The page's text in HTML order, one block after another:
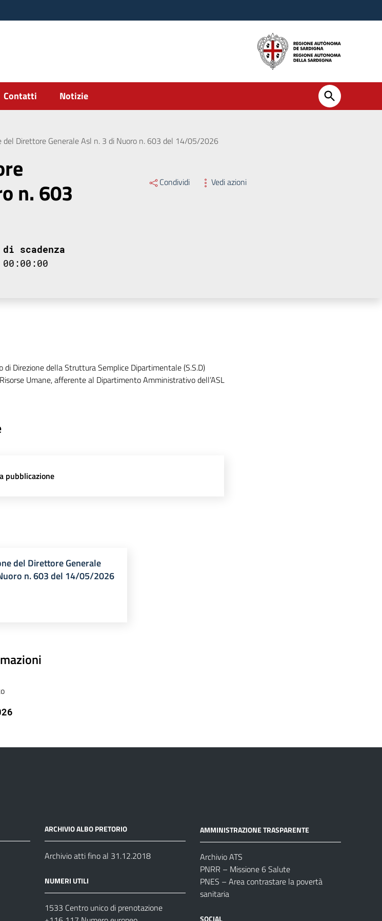
Contatti Notizie
del Direttore Generale Asl n. 3 di Nuoro n. 603 del 14/05/2026
n. 603 Condividi Vedi azioni
scadenza
di Direzione della Struttura Semplice Dipartimentale (S.S.D)
Umane, afferente al Dipartimento Amministrativo dell’ASL
pubblicazione
del Direttore Generale
n. 603 del 14/05/2026
ARCHIVIO ALBO PRETORIO
Archivio atti fino al 31.12.2018
NUMERI UTILI
1533 Centro unico di prenotazione
AMMINISTRAZIONE TRASPARENTE
Archivio ATS
PNRR – Missione 6 Salute
PNES – Area contrastare la povertà
sanitaria
SOCIAL